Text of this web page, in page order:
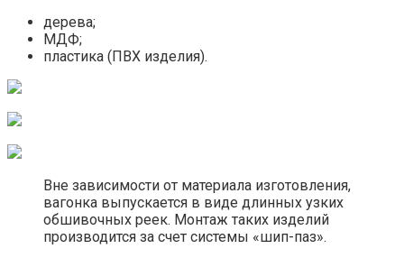
дерева;
МДФ;
пластика (ПВХ изделия).
Вне зависимости от материала изготовления,
вагонка выпускается в виде длинных узких
обшивочных реек. Монтаж таких изделий
производится за счет системы «шип-паз».